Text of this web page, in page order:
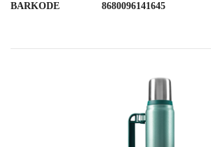
BARKODE 8680096141645